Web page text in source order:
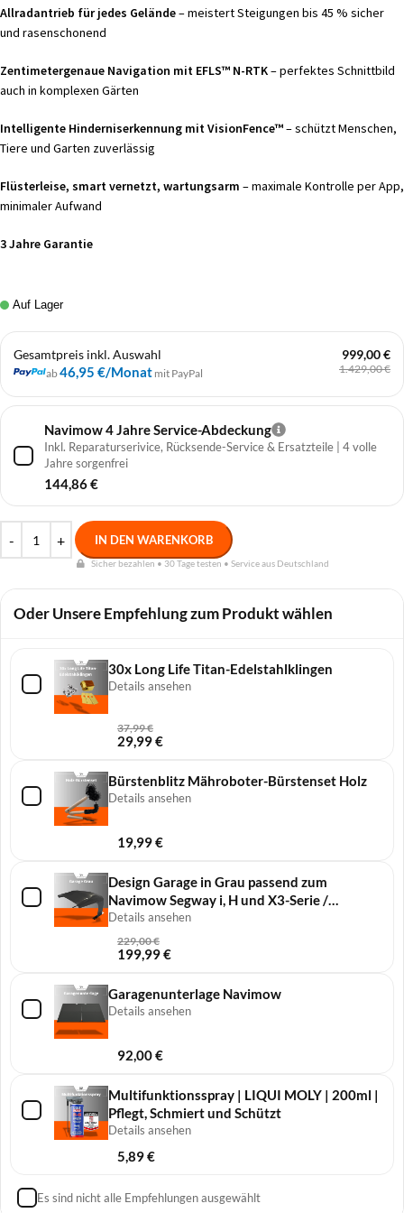
Allradantrieb für jedes Gelände– meistert Steigungen bis 45 % sicher
und rasenschonend
Zentimetergenaue Navigation mit EFLS™ N-RTK– perfektes Schnittbild
auch in komplexen Gärten
Intelligente Hinderniserkennung mit VisionFence™– schützt Menschen,
Tiere und Garten zuverlässig
Flüsterleise, smart vernetzt, wartungsarm – maximale Kontrolle per App,
minimaler Aufwand
3 Jahre Garantie
Auf Lager
Gesamtpreis inkl. Auswahl
ab46,95 €/Monat mit PayPal
999,00 €
1.429,00 €
Navimow 4 Jahre Service-Abdeckung
Inkl. Reparaturserivice, Rücksende-Service & Ersatzteile | 4 volle
Jahre sorgenfrei
144,86€
IN DEN WARENKORB
Sicher bezahlen • 30 Tage testen • Service aus Deutschland
Oder Unsere Empfehlung zum Produkt wählen
30x Long Life Titan-Edelstahlklingen
Details ansehen
37,99€
29,99€
Bürstenblitz Mähroboter-Bürstenset Holz
Details ansehen
19,99€
Design Garage in Grau passend zum
Navimow Segway i, H und X3-Serie /
Universell
Details ansehen
229,00€
199,99€
Garagenunterlage Navimow
Details ansehen
92,00€
Multifunktionsspray | LIQUI MOLY | 200ml |
Pflegt, Schmiert und Schützt
Details ansehen
5,89€
Es sind nicht alle Empfehlungen ausgewählt